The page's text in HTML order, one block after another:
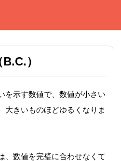
）
を示す数値で、数値が小さい
大きいものほどゆるくなりま
、数値を完璧に合わせなくて